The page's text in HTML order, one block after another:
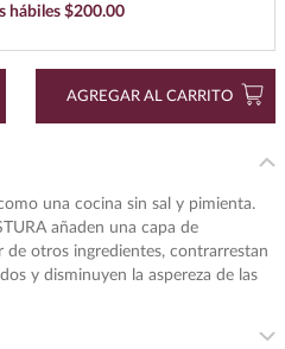
hábiles $200.00
AGREGAR AL CARRITO
una cocina sin sal y pimienta.
añaden una capa de
de otros ingredientes, contrarrestan
y disminuyen la aspereza de las